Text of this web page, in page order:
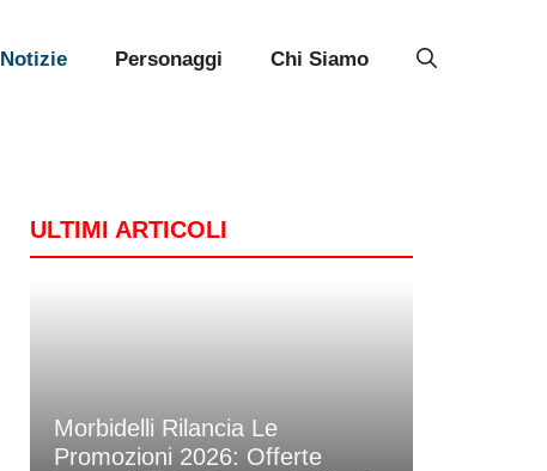
Notizie Personaggi Chi Siamo
ULTIMI ARTICOLI
Morbidelli Rilancia Le
Promozioni 2026: Offerte